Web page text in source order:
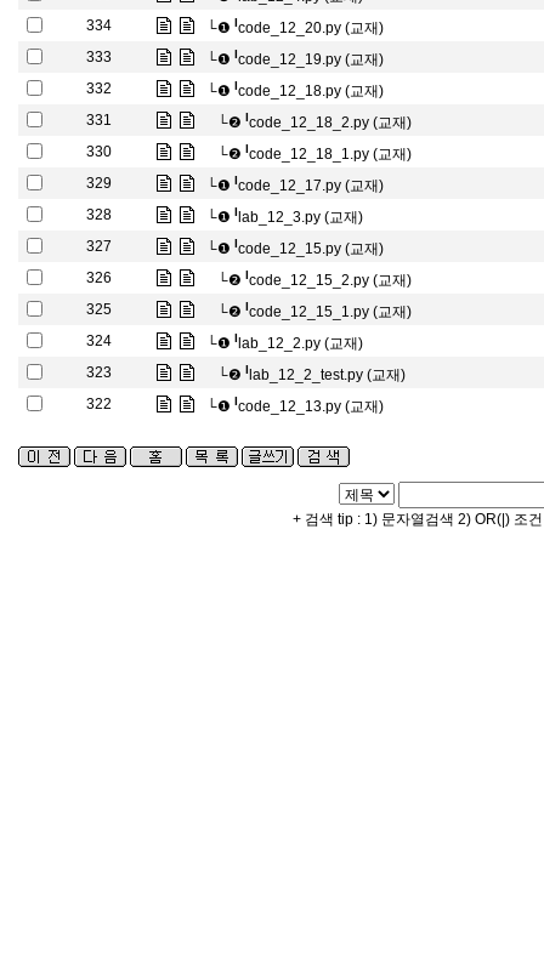
334
└❶ lcode_12_20.py (교재)
333
└❶ lcode_12_19.py (교재)
332
└❶ lcode_12_18.py (교재)
331
└❷ lcode_12_18_2.py (교재)
330
└❷ lcode_12_18_1.py (교재)
329
└❶ lcode_12_17.py (교재)
328
└❶ l lab_12_3.py (교재)
327
└❶ lcode_12_15.py (교재)
326
└❷ lcode_12_15_2.py (교재)
325
└❷ lcode_12_15_1.py (교재)
324
└❶ l lab_12_2.py (교재)
323
└❷ l lab_12_2_test.py (교재)
322
└❶ lcode_12_13.py (교재)
+ 검색 tip : 1) 문자열검색 2) OR(|) 조